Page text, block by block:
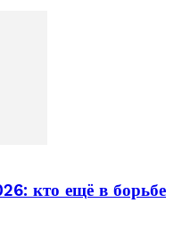
кто ещё в борьбе